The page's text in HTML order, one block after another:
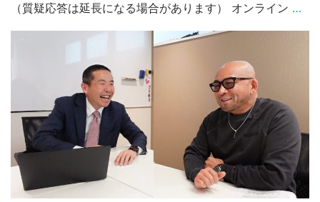
（質疑応答は延長になる場合があります） オンライン …